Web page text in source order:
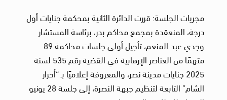
مجريات الجلسة: قررت الدائرة الثانية بمحكمة جنايات أول
درجة، المنعقدة بمجمع محاكم بدر، برئاسة المستشار
وجدي عبد المنعم، تأجيل أولى جلسات محاكمة 89
متهمًا من العناصر الإرهابية في القضية رقم 535 لسنة
2025 جنايات مدينة نصر، والمعروفة إعلاميًا بـ “أحرار
الشام” التابعة لتنظيم جبهة النصرة، إلى جلسة 28 يونيو